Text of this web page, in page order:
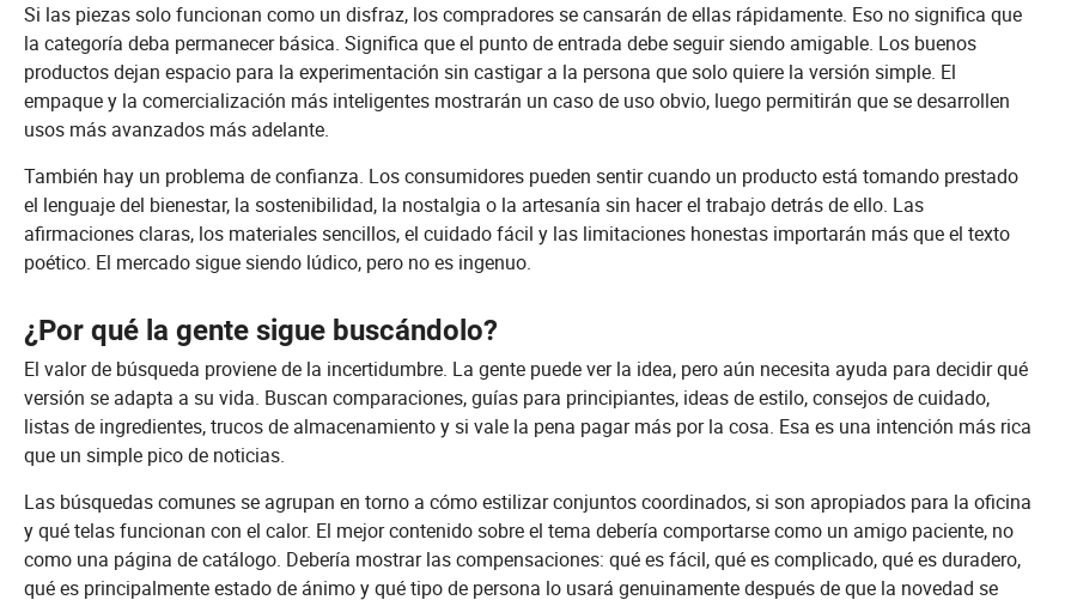
Si las piezas solo funcionan como un disfraz, los compradores se cansarán de ellas rápidamente. Eso no significa que
la categoría deba permanecer básica. Significa que el punto de entrada debe seguir siendo amigable. Los buenos
productos dejan espacio para la experimentación sin castigar a la persona que solo quiere la versión simple. El
empaque y la comercialización más inteligentes mostrarán un caso de uso obvio, luego permitirán que se desarrollen
usos más avanzados más adelante.
También hay un problema de confianza. Los consumidores pueden sentir cuando un producto está tomando prestado
el lenguaje del bienestar, la sostenibilidad, la nostalgia o la artesanía sin hacer el trabajo detrás de ello. Las
afirmaciones claras, los materiales sencillos, el cuidado fácil y las limitaciones honestas importarán más que el texto
poético. El mercado sigue siendo lúdico, pero no es ingenuo.
¿Por qué la gente sigue buscándolo?
El valor de búsqueda proviene de la incertidumbre. La gente puede ver la idea, pero aún necesita ayuda para decidir qué
versión se adapta a su vida. Buscan comparaciones, guías para principiantes, ideas de estilo, consejos de cuidado,
listas de ingredientes, trucos de almacenamiento y si vale la pena pagar más por la cosa. Esa es una intención más rica
que un simple pico de noticias.
Las búsquedas comunes se agrupan en torno a cómo estilizar conjuntos coordinados, si son apropiados para la oficina
y qué telas funcionan con el calor. El mejor contenido sobre el tema debería comportarse como un amigo paciente, no
como una página de catálogo. Debería mostrar las compensaciones: qué es fácil, qué es complicado, qué es duradero,
qué es principalmente estado de ánimo y qué tipo de persona lo usará genuinamente después de que la novedad se